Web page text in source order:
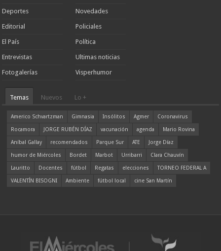
Deportes
Editorial
El País
Entrevistas
Fotogalerías
Novedades
Policiales
Política
Ultimas noticias
Visperhumor
Temas Nuevos Lo +
Americo Schvartzman Gimnasia Insólitos Agmer
Coronavirus
Rocamora
JORGE RUBÉN DÍAZ vacunación agenda
Mario Rovina
Aníbal Gallay
recomendados Parque Sur ATE
Jorge Díaz
humor de Miércoles
Bordet Marbot Urribarri
Clara Chauvín
Lauritto
Docentes fútbol Regatas elecciones
TORNEO FEDERAL A
VALENTÍN BISOGNI
Ambiente fútbol local cine San Martín